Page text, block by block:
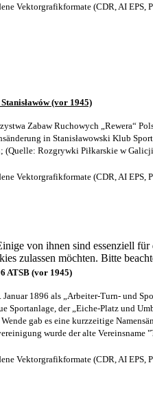
von ihnen sind essenziell
zulassen möchten. Bitte
Vektorgrafikformate (CDR, AI EPS,
(vor 1945)
Zabaw Ruchowych „Rewera“
in Stanisławowski Klub
(Quelle: Rozgrywki Piłkarskie w
Vektorgrafikformate (CDR, AI EPS,
ATSB (vor 1945)
Januar 1896 als „Arbeiter-Turn- und
Sportanlage, der „Eiche-Platz und
gab es eine kurzzeitige
wurde der alte
Vektorgrafikformate (CDR, AI EPS,